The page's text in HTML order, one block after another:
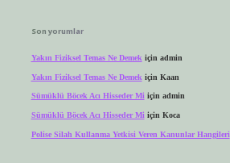
Son yorumlar
Yakın Fiziksel Temas Ne Demek için admin
Yakın Fiziksel Temas Ne Demek için Kaan
Sümüklü Böcek Acı Hisseder Miiçin admin
Sümüklü Böcek Acı Hisseder Mi için Koca
Polise Silah Kullanma Yetkisi Veren Kanunlar Hangileri